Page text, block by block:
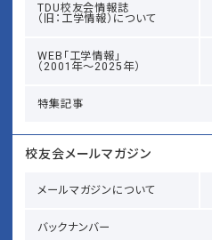
TDU校友会情報誌
（旧：工学情報）について
WEB「工学情報」
（2001年～2025年）
特集記事
校友会メールマガジン
メールマガジンについて
バックナンバー